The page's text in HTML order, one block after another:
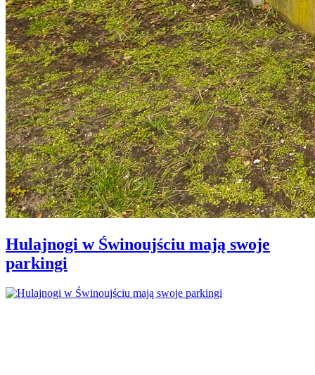
Hulajnogi w Świnoujściu mają swoje
parkingi